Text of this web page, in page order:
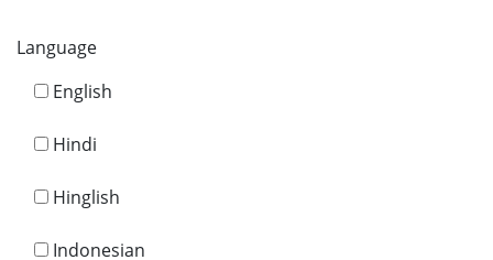
Language
English
Hindi
Hinglish
Indonesian